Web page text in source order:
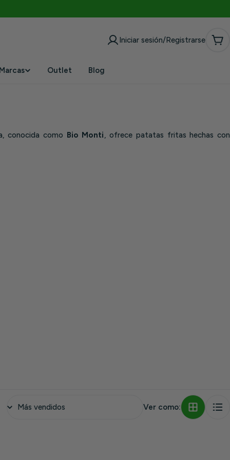
Iniciar sesión/Registrarse
Outlet Blog
conocida como Bio Monti, ofrece patatas fritas hechas con
Ver como: